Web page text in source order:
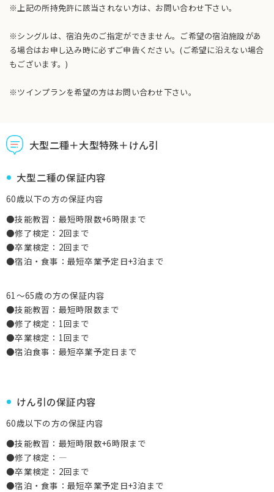
※上記の所持免許に該当されない方は、お問い合わせ下さい。
※シングルは、宿泊先のご指定ができません。ご希望の宿泊施設があ
る場合はお申し込み時に必ずご申告ください。(ご希望に沿えない場合
もございます。)
※ツインプランを希望の方はお問い合わせ下さい。
大型二種＋大型特殊＋けん引
大型二種の保証内容
60歳以下の方の保証内容
●技能教習：最短時限数+6時限まで
●修了検定：2回まで
●卒業検定：2回まで
●宿泊・食事：最短卒業予定日+3泊まで
61～65歳の方の保証内容
●技能教習：最短時限数まで
●修了検定：1回まで
●卒業検定：1回まで
●宿泊食事：最短卒業予定日まで
けん引の保証内容
60歳以下の方の保証内容
●技能教習：最短時限数+6時限まで
●修了検定：―
●卒業検定：2回まで
●宿泊・食事：最短卒業予定日+3泊まで